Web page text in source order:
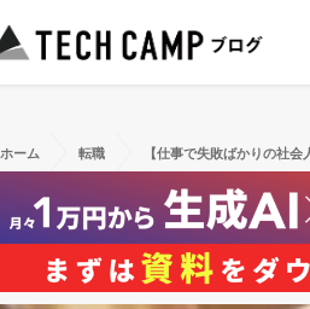
ホーム 転職 【仕事で失敗ばかりの社